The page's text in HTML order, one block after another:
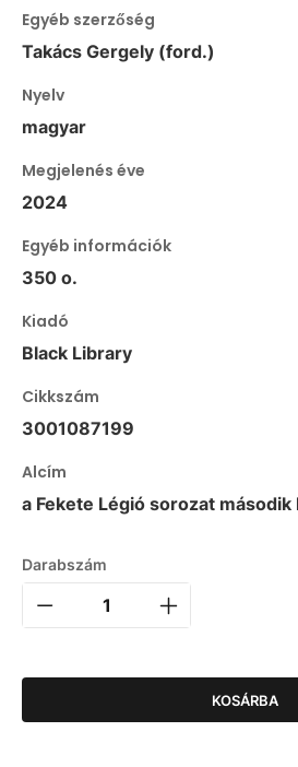
Egyéb szerzőség
Takács Gergely (ford.)
Nyelv
magyar
Megjelenés éve
2024
Egyéb információk
350 o.
Kiadó
Black Library
Cikkszám
3001087199
Alcím
a Fekete Légió sorozat második
Darabszám
KOSÁRBA